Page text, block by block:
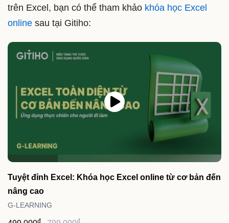
trên Excel, bạn có thể tham khảo khóa học Excel
online sau tại Gitiho:
Tuyệt đỉnh Excel: Khóa học Excel online từ cơ bản đến
nâng cao
G-LEARNING
đ đ